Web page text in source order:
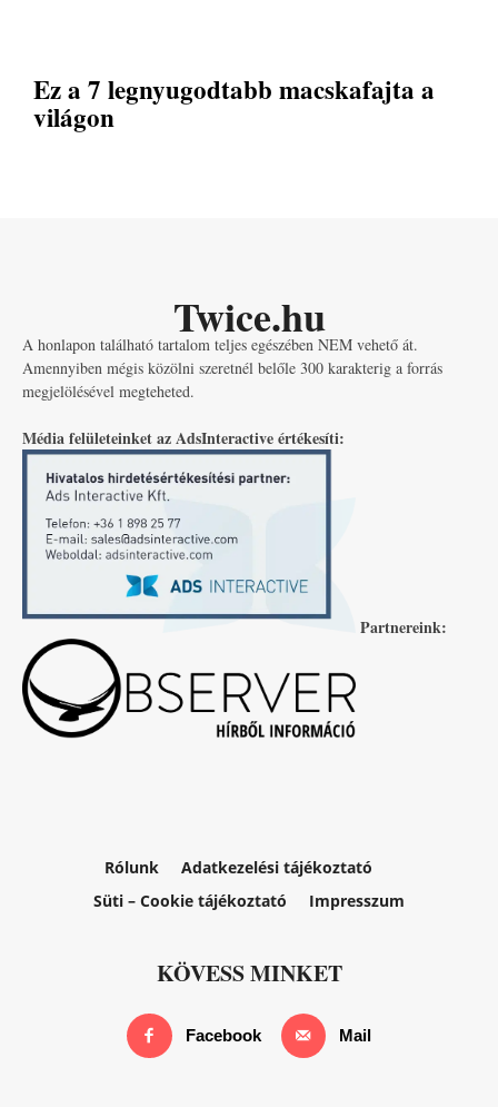
Ez a 7 legnyugodtabb macskafajta a
világon
Twice.hu
A honlapon található tartalom teljes egészében NEM vehető át.
Amennyiben mégis közölni szeretnél belőle 300 karakterig a forrás
megjelölésével megteheted.
Média felületeinket az AdsInteractive értékesíti:
Partnereink:
Rólunk
Adatkezelési tájékoztató
Süti – Cookie tájékoztató
Impresszum
KÖVESS MINKET
Facebook Mail